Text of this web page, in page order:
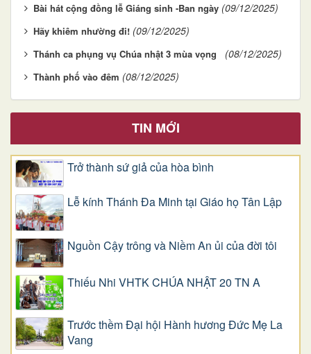
Bài hát cộng đồng lễ Giáng sinh -Ban ngày (09/12/2025)
Hãy khiêm nhường đi! (09/12/2025)
Thánh ca phụng vụ Chúa nhật 3 mùa vọng (08/12/2025)
Thành phố vào đêm (08/12/2025)
TIN MỚI
Trở thành sứ giả của hòa bình
Lễ kính Thánh Đa Minh tại Giáo họ Tân Lập
Nguồn Cậy trông và Niềm An ủi của đời tôi
Thiếu Nhi VHTK CHÚA NHẬT 20 TN A
Trước thềm Đại hội Hành hương Đức Mẹ La
Vang